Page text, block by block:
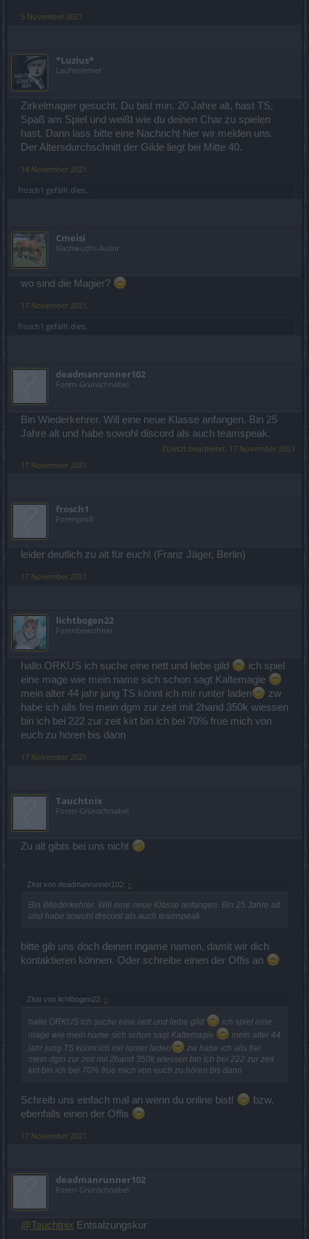
5 November 2021
*Luzius*
Laufenlerner
Zirkelmagier gesucht. Du bist min. 20 Jahre alt, hast TS,
Spaß am Spiel und weißt wie du deinen Char zu spielen
hast. Dann lass bitte eine Nachricht hier wir melden uns.
Der Altersdurchschnitt der Gilde liegt bei Mitte 40.
14 November 2021
frosch1 gefällt dies.
Cmeisi
Nachwuchs-Autor
wo sind die Magier?
17 November 2021
frosch1 gefällt dies.
deadmanrunner102
Foren-Grünschnabel
Bin Wiederkehrer. Will eine neue Klasse anfangen. Bin 25
Jahre alt und habe sowohl discord als auch teamspeak.
Zuletzt bearbeitet: 17 November 2021
17 November 2021
frosch1
Forenprofi
leider deutlich zu alt für euch! (Franz Jäger, Berlin)
17 November 2021
lichtbogen22
Forenbewohner
hallo ORKUS ich suche eine nett und liebe gild
ich spiel
eine mage wie mein name sich schon sagt Kaltemagie
mein alter 44 jahr jung TS könnt ich mir runter laden
zw
habe ich alls frei mein dgm zur zeit mit 2hand 350k wiessen
bin ich bei 222 zur zeit kirt bin ich bei 70% frue mich von
euch zu hören bis dann
17 November 2021
Tauchtnix
Foren-Grünschnabel
Zu alt gibts bei uns nicht
Zitat von deadmanrunner102: ↑
Bin Wiederkehrer. Will eine neue Klasse anfangen. Bin 25 Jahre alt
und habe sowohl discord als auch teamspeak.
bitte gib uns doch deinen ingame namen, damit wir dich
kontaktieren können. Oder schreibe einen der Offis an
Zitat von lichtbogen22: ↑
hallo ORKUS ich suche eine nett und liebe gild
ich spiel eine
mage wie mein name sich schon sagt Kaltemagie
mein alter 44
jahr jung TS könnt ich mir runter laden
zw habe ich alls frei
mein dgm zur zeit mit 2hand 350k wiessen bin ich bei 222 zur zeit
kirt bin ich bei 70% frue mich von euch zu hören bis dann
Schreib uns einfach mal an wenn du online bist!
bzw.
ebenfalls einen der Offis
17 November 2021
deadmanrunner102
Foren-Grünschnabel
@Tauchtnix Entsalzungskur